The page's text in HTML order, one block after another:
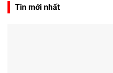
Tin mới nhất